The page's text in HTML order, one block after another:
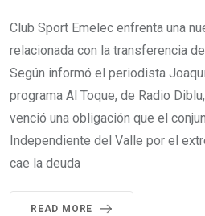
Club Sport Emelec enfrenta una
relacionada con la transferencia
Según informó el periodista
programa Al Toque, de Radio
venció una obligación que el
Independiente del Valle por el
cae la deuda
READ MORE